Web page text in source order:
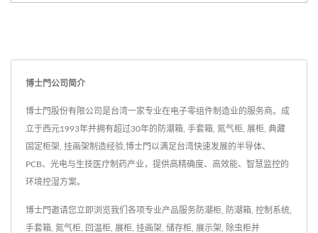
博士門公司简介
博士門股份有限公司是台湾一家专业在电子零组件制造业的服务商。成
立于西元1993年并拥有超过30年的防潮箱, 手套箱, 氮气柜, 展柜, 典藏
固定柜架, 挂画架制造经验,博士門以满足台湾快速发展的半导体、
PCB、光电与生技医疗制药产业，提供高精确度、高效能、智慧监控的
环境控湿方案。
博士門邀请您立即浏览我们各项专业产品服务防潮柜 防潮箱 控制系统
手套箱 氮气柜 回温柜 展柜 挂画架 储存柜 展示架 除虫柜并